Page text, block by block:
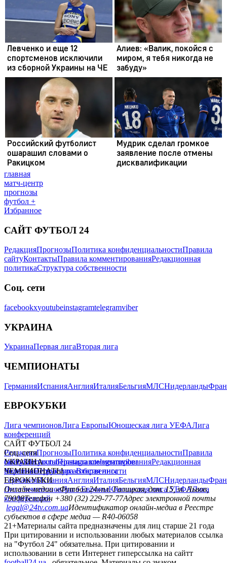
главная
матч-центр
прогнозы
футбол +
Избранное
САЙТ ФУТБОЛ 24
РедакцияПрогнозыПолитика конфиденциальностиПравила
сайтуКонтактыПравила комментированияРедакционная
политикаСтруктура собственности
Соц. сети
facebookxyoutubeinstagramtelegramviber
УКРАИНА
УкраинаПервая лигаВторая лига
ЧЕМПИОНАТЫ
ГерманияИспанияАнглияИталияБельгияМЛСНидерланды
ЕВРОКУБКИ
Лига чемпионовЛига ЕвропыЮношеская лига УЕФАЛига
конференций
САЙТ ФУТБОЛ 24
РедакцияПрогнозыПолитика конфиденциальностиПравила
сайтуКонтактыПравила комментированияРедакционная
политикаСтруктура собственности
Соц. сети
facebookxyoutubeinstagramtelegramviber
УКРАИНА
УкраинаПервая лигаВторая лига
ЧЕМПИОНАТЫ
ГерманияИспанияАнглияИталияБельгияМЛСНидерланды
ЕВРОКУБКИ
Лига чемпионовЛига ЕвропыЮношеская лига УЕФАЛига
конференций
Онлайн-медиа «Футбол 24»пл. Галицкая, дом. 15, м. Львов,
79008Телефон +380 (32) 229-77-77Адрес электронной почты
legal@24tv.com.uaИдентификатор онлайн-медиа в Реестре
субъектов в сфере медиа — R40-06058
21+Материалы сайта предназначены для лиц старше 21 года
При цитировании и использовании любых материалов ссылка
на "Футбол 24" обязательна. При цитировании и
использовании в сети Интернет гиперссылка на сайтт